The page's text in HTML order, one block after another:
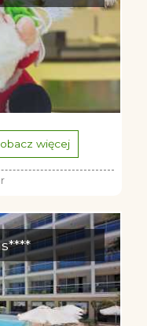
więcej